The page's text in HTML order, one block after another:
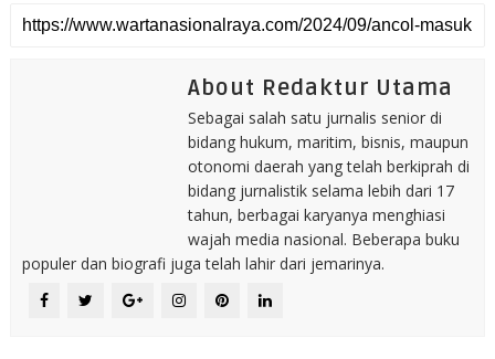
About Redaktur Utama
Sebagai salah satu jurnalis senior di
bidang hukum, maritim, bisnis, maupun
otonomi daerah yang telah berkiprah di
bidang jurnalistik selama lebih dari 17
tahun, berbagai karyanya menghiasi
wajah media nasional. Beberapa buku
populer dan biografi juga telah lahir dari jemarinya.